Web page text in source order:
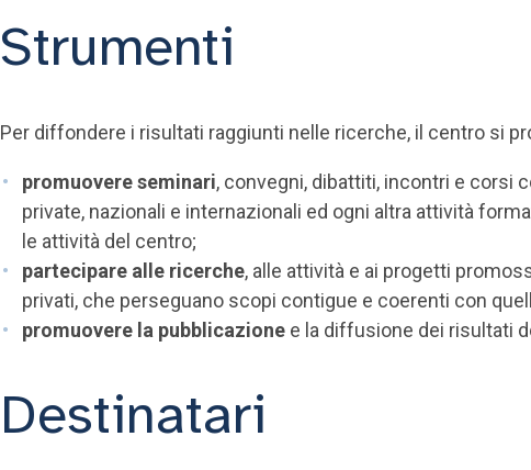
Strumenti
Per diffondere i risultati raggiunti nelle ricerche, il centro si
promuovere seminari, convegni, dibattiti, incontri e corsi
private, nazionali e internazionali ed ogni altra attività
le attività del centro;
partecipare alle ricerche, alle attività e ai progetti
privati, che perseguano scopi contigue e coerenti con
promuovere la pubblicazione e la diffusione dei risultati
Destinatari